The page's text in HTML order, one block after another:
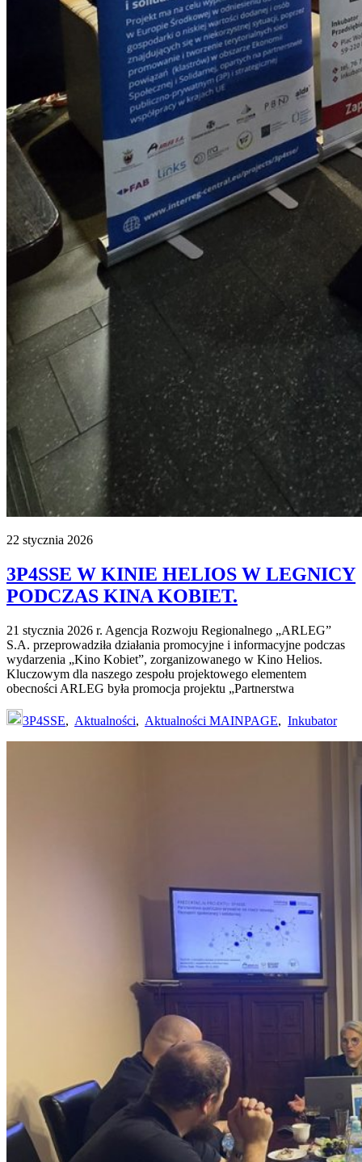
22 stycznia 2026
3P4SSE W KINIE HELIOS W LEGNICY
PODCZAS KINA KOBIET.
21 stycznia 2026 r. Agencja Rozwoju Regionalnego „ARLEG”
S.A. przeprowadziła działania promocyjne i informacyjne podczas
wydarzenia „Kino Kobiet”, zorganizowanego w Kino Helios.
Kluczowym dla naszego zespołu projektowego elementem
obecności ARLEG była promocja projektu „Partnerstwa
3P4SSE, Aktualności, Aktualności MAINPAGE, Inkubator